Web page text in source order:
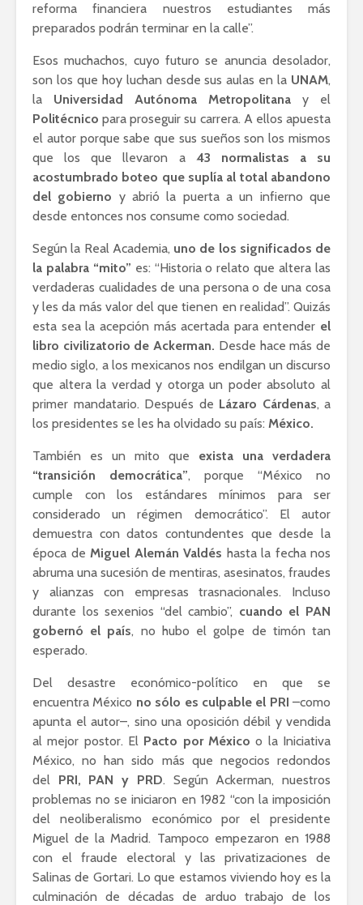
reforma financiera nuestros estudiantes más
preparados podrán terminar en la calle”.
Esos muchachos, cuyo futuro se anuncia desolador,
son los que hoy luchan desde sus aulas en la UNAM,
la Universidad Autónoma Metropolitana y el
Politécnico para proseguir su carrera. A ellos apuesta
el autor porque sabe que sus sueños son los mismos
que los que llevaron a 43 normalistas a su
acostumbrado boteo que suplía al total abandono
del gobierno y abrió la puerta a un infierno que
desde entonces nos consume como sociedad.
Según la Real Academia, uno de los significados de
la palabra “mito” es: “Historia o relato que altera las
verdaderas cualidades de una persona o de una cosa
y les da más valor del que tienen en realidad”. Quizás
esta sea la acepción más acertada para entender el
libro civilizatorio de Ackerman. Desde hace más de
medio siglo, a los mexicanos nos endilgan un discurso
que altera la verdad y otorga un poder absoluto al
primer mandatario. Después de Lázaro Cárdenas, a
los presidentes se les ha olvidado su país: México.
También es un mito que exista una verdadera
“transición democrática”, porque “México no
cumple con los estándares mínimos para ser
considerado un régimen democrático”. El autor
demuestra con datos contundentes que desde la
época de Miguel Alemán Valdés hasta la fecha nos
abruma una sucesión de mentiras, asesinatos, fraudes
y alianzas con empresas trasnacionales. Incluso
durante los sexenios “del cambio”, cuando el PAN
gobernó el país, no hubo el golpe de timón tan
esperado.
Del desastre económico-político en que se
encuentra México no sólo es culpable el PRI –como
apunta el autor–, sino una oposición débil y vendida
al mejor postor. El Pacto por México o la Iniciativa
México, no han sido más que negocios redondos
del PRI, PAN y PRD. Según Ackerman, nuestros
problemas no se iniciaron en 1982 “con la imposición
del neoliberalismo económico por el presidente
Miguel de la Madrid. Tampoco empezaron en 1988
con el fraude electoral y las privatizaciones de
Salinas de Gortari. Lo que estamos viviendo hoy es la
culminación de décadas de arduo trabajo de los